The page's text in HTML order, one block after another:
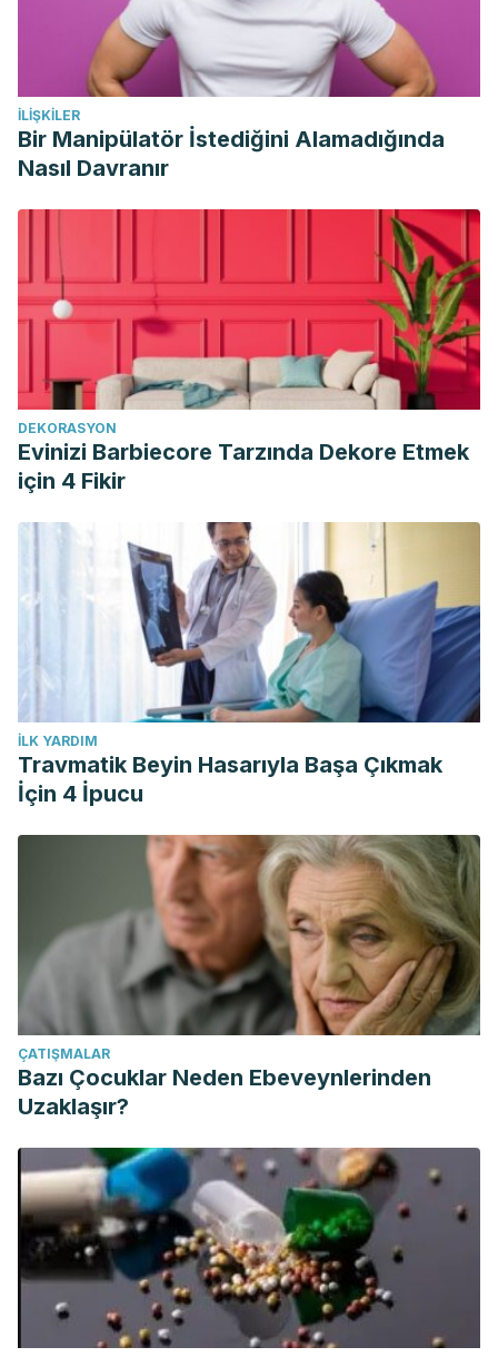
miocardio. Rev. CES Med 2012. 26 (1): 107-120. [Online]
Avaiable
at: http://www.scielo.org.co/pdf/cesm/v26n1/v26n1a10.pdf
İLIŞKILER
Bir Manipülatör İstediğini Alamadığında
Nasıl Davranır
DEKORASYON
Evinizi Barbiecore Tarzında Dekore Etmek
için 4 Fikir
İLK YARDIM
Travmatik Beyin Hasarıyla Başa Çıkmak
İçin 4 İpucu
ÇATIŞMALAR
Bazı Çocuklar Neden Ebeveynlerinden
Uzaklaşır?